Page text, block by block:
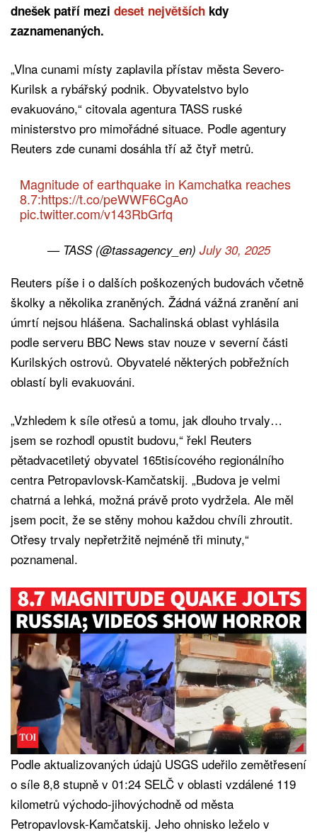
dnešek patří mezi deset největších kdy
zaznamenaných.
„Vlna cunami místy zaplavila přístav města Severo-
Kurilsk a rybářský podnik. Obyvatelstvo bylo
evakuováno,“ citovala agentura TASS ruské
ministerstvo pro mimořádné situace. Podle agentury
Reuters zde cunami dosáhla tří až čtyř metrů.
Magnitude of earthquake in Kamchatka reaches
8.7:https://t.co/peWWF6CgAo
pic.twitter.com/v143RbGrfq
— TASS (@tassagency_en) July 30, 2025
Reuters píše i o dalších poškozených budovách včetně
školky a několika zraněných. Žádná vážná zranění ani
úmrtí nejsou hlášena. Sachalinská oblast vyhlásila
podle serveru BBC News stav nouze v severní části
Kurilských ostrovů. Obyvatelé některých pobřežních
oblastí byli evakuováni.
„Vzhledem k síle otřesů a tomu, jak dlouho trvaly…
jsem se rozhodl opustit budovu,“ řekl Reuters
pětadvacetiletý obyvatel 165tisícového regionálního
centra Petropavlovsk-Kamčatskij. „Budova je velmi
chatrná a lehká, možná právě proto vydržela. Ale měl
jsem pocit, že se stěny mohou každou chvíli zhroutit.
Otřesy trvaly nepřetržitě nejméně tři minuty,“
poznamenal.
Podle aktualizovaných údajů USGS udeřilo zemětřesení
o síle 8,8 stupně v 01:24 SELČ v oblasti vzdálené 119
kilometrů východo-jihovýchodně od města
Petropavlovsk-Kamčatskij. Jeho ohnisko leželo v